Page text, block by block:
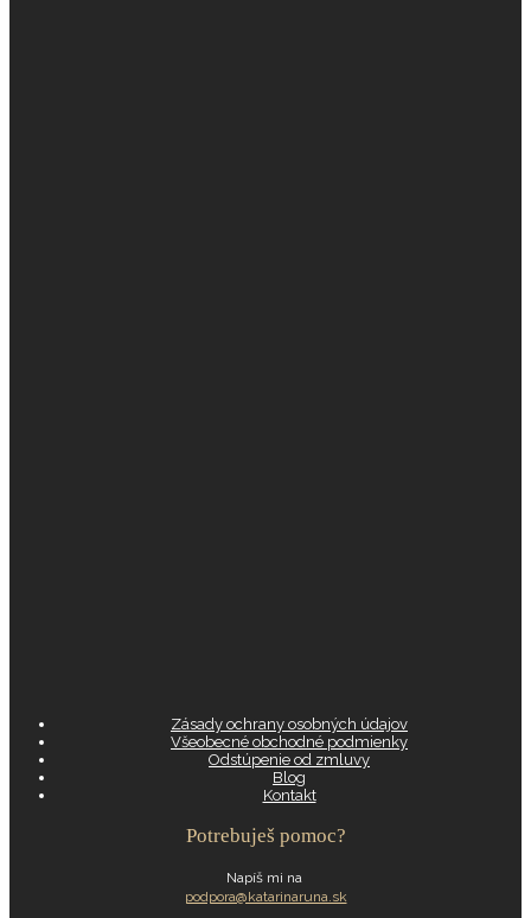
Zásady ochrany osobných údajov
Všeobecné obchodné podmienky
Odstúpenie od zmluvy
Blog
Kontakt
Potrebuješ pomoc?
Napíš mi na
podpora@katarinaruna.sk